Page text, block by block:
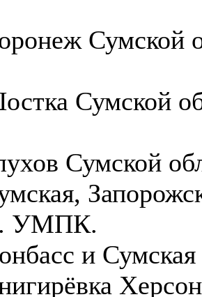
Сумской
Сумской
Сумской
УМПК.
и